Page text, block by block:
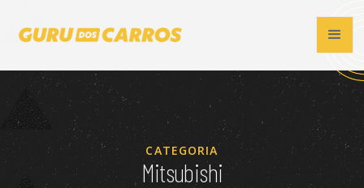
CATEGORIA
Mitsubishi